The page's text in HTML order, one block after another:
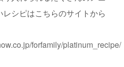
シピはこちらのサイトから
forfamily/platinum_recipe/